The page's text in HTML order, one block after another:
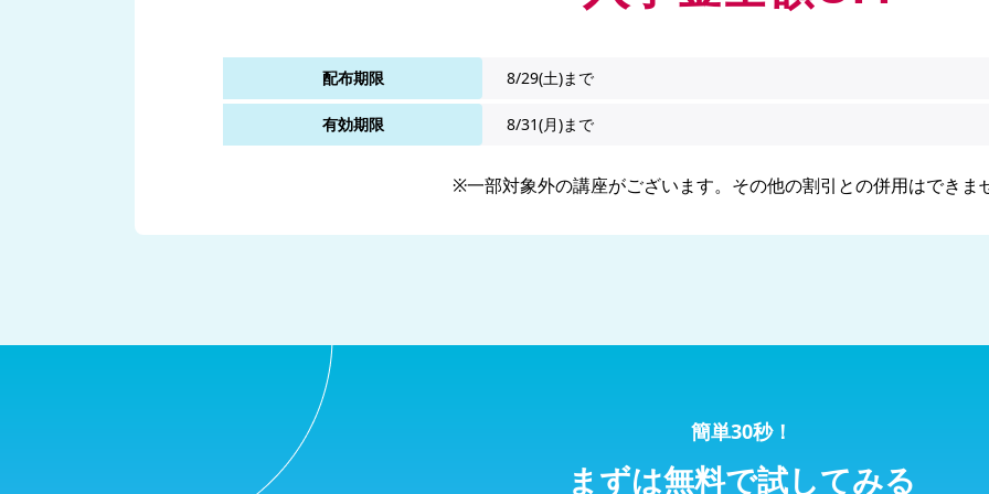
配布期限 8/29(土)まで
有効期限 8/31(月)まで
※一部対象外の講座がございます。その他の割引との併用はできま
簡単30秒！
まずは無料で試してみる